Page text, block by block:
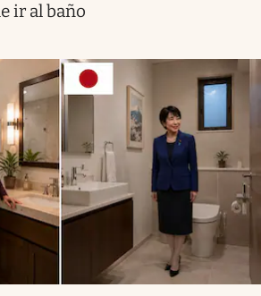
ir al baño